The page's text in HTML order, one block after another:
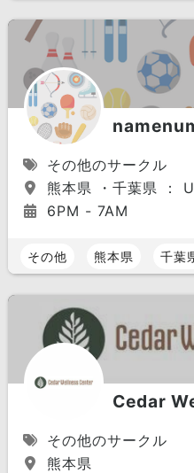
その他のサークル
熊本県 ・千葉県 ：
6PM - 7AM
その他 熊本県 千葉
Cedar
その他のサークル
熊本県